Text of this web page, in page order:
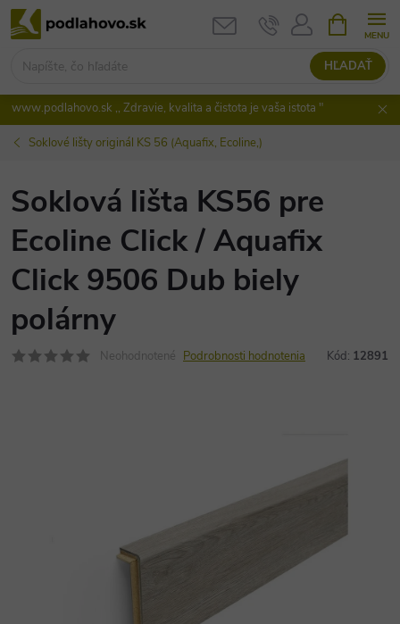
Prejsť
na
HĽADAŤ
KOŠÍK
www.podlahovo.sk ,, Zdravie, kvalita a čistota je vaša istota "
Soklové lišty originál KS 56 (Aquafix, Ecoline,)
Soklová lišta KS56 pre
Ecoline Click / Aquafix
Click 9506 Dub biely
polárny
Neohodnotené Podrobnosti hodnotenia Kód: 12891